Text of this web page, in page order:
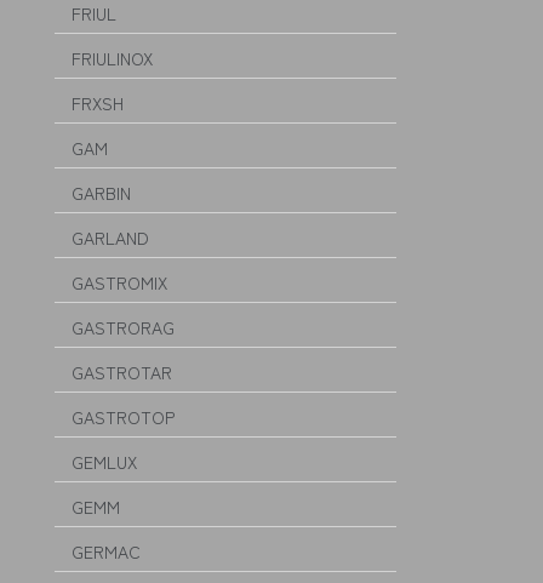
FRIUL
FRIULINOX
FRXSH
GAM
GARBIN
GARLAND
GASTROMIX
GASTRORAG
GASTROTAR
GASTROTOP
GEMLUX
GEMM
GERMAC